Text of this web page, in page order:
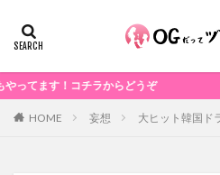
HOME 妄想 大ヒット韓国ド